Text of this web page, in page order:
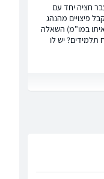
חציה יחד עם
פיצויים מהנהג
במו"מ) השאלה
יש לו